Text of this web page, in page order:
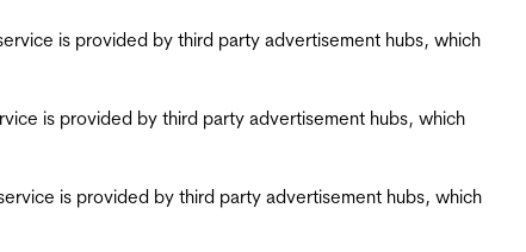
is provided by third party advertisement hubs, which
is provided by third party advertisement hubs, which
is provided by third party advertisement hubs, which